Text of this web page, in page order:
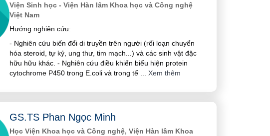
Viện Sinh học - Viện Hàn lâm Khoa học và Công nghệ
Việt Nam
Hướng nghiên cứu:
- Nghiên cứu biến đổi di truyền trên người (rối loạn chuyển
hóa steroid, tự kỷ, ung thư, tim mạch...) và các sinh vật đặc
hữu hữu khác. - Nghiên cứu điều khiển biểu hiện protein
cytochrome P450 trong E.coli và trong tế
Xem thêm
GS.TS Phan Ngọc Minh
Học Viện Khoa học và Công nghệ, Viện Hàn lâm Khoa